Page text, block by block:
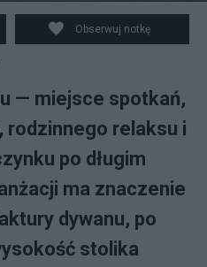
Obserwuj notkę
— miejsce spotkań,
rodzinnego relaksu i
po długim
ma znaczenie
dywanu, po
stolika